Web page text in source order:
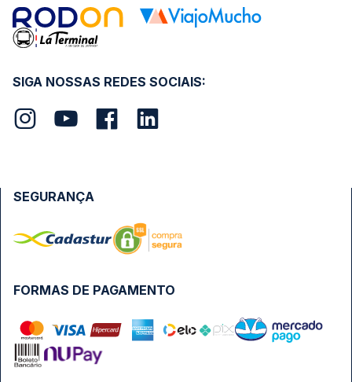
SIGA NOSSAS REDES SOCIAIS:
FORMAS DE PAGAMENTO
SEGURANÇA